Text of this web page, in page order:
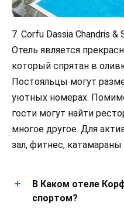
7. Corfu Dassia Chandris &
Отель является
который спрятан в
Постояльцы могут
уютных номерах.
гости могут найти
многое другое. Для
зал, фитнес, катамараны
В Каком отеле
спортом?